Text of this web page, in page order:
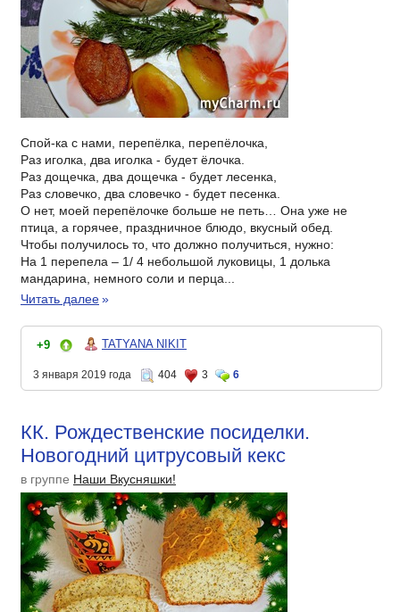
Спой-ка с нами, перепёлка, перепёлочка,
Раз иголка, два иголка - будет ёлочка.
Раз дощечка, два дощечка - будет лесенка,
Раз словечко, два словечко - будет песенка.
О нет, моей перепёлочке больше не петь… Она уже не
птица, а горячее, праздничное блюдо, вкусный обед.
Чтобы получилось то, что должно получиться, нужно:
На 1 перепела – 1/ 4 небольшой луковицы, 1 долька
мандарина, немного соли и перца...
Читать далее»
+9 TATYANA NIKIT
3 января 2019 года 404 3 6
КК. Рождественские посиделки.
Новогодний цитрусовый кекс
в группе Наши Вкусняшки!